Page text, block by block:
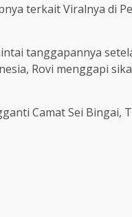
terkait Viralnya di
tanggapannya
Rovi menggapi
Camat Sei